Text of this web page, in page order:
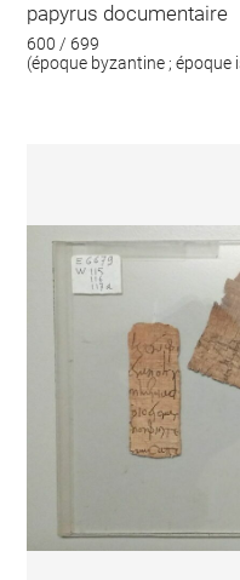
papyrus documentaire
600 / 699
(époque byzantine ; époque